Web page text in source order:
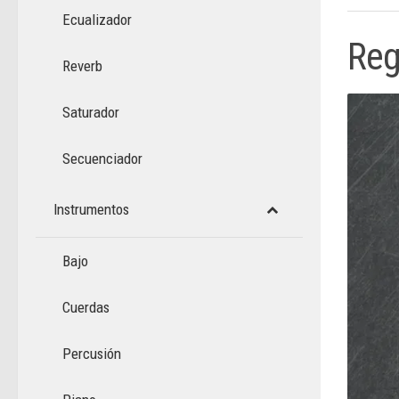
Ecualizador
Reverb
Saturador
Secuenciador
Instrumentos
Bajo
Cuerdas
Percusión